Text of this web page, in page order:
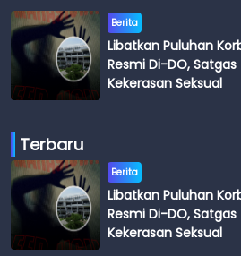
Berita
Libatkan Puluhan
Resmi Di-DO,
Kekerasan Seksual
Terbaru
Berita
Libatkan Puluhan
Resmi Di-DO,
Kekerasan Seksual